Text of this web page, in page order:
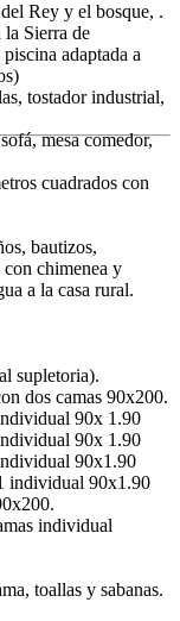
Rey y el bosque, .
la Sierra de
adaptada a
tostador industrial,
mesa comedor,
cuadrados con
bautizos,
con chimenea y
a la casa rural.
supletoria).
dos camas 90x200.
90x 1.90
90x 1.90
90x1.90
individual 90x1.90
individual
toallas y sabanas.